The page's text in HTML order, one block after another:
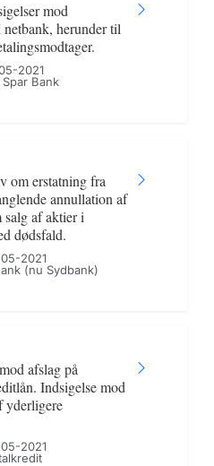
mod
herunder til
2021
Spar Bank
om erstatning fra
annullation af
af aktier i
dødsfald.
2021
(nu Sydbank)
afslag på
Indsigelse mod
yderligere
2021